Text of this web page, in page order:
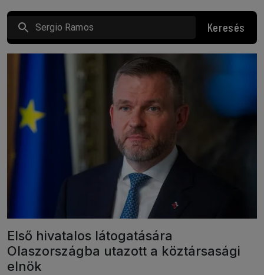
Keresés
Első hivatalos látogatására
Olaszországba utazott a köztársasági
elnök